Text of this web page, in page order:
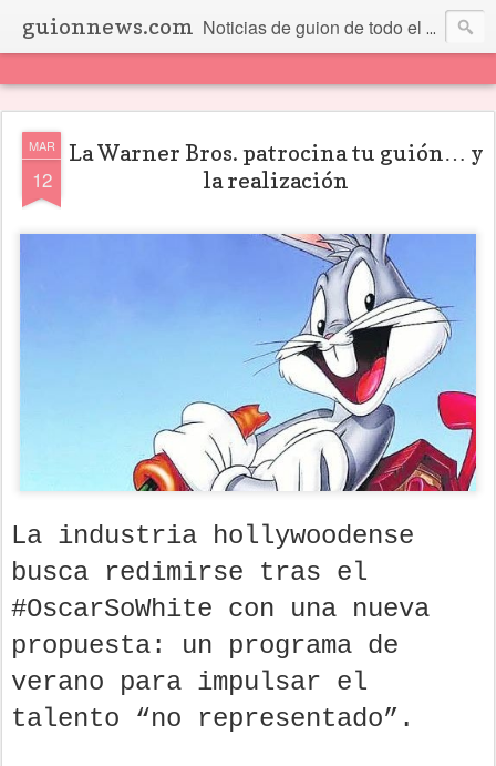
guionnews.com Noticias de guion de todo el mundo... Y más.
MAR
12
La Warner Bros. patrocina tu guión… y
la realización
La industria hollywoodense
busca redimirse tras el
#OscarSoWhite con una nueva
propuesta: un programa de
verano para impulsar el
talento “no representado”.